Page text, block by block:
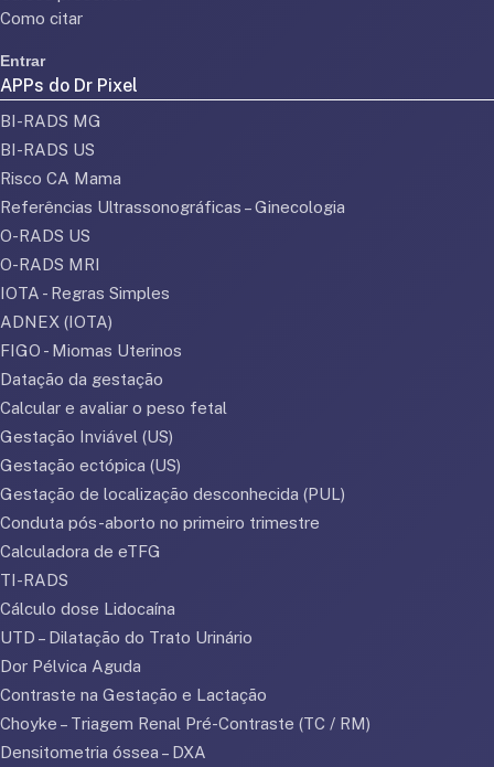
Como citar
Entrar
APPs do Dr Pixel
BI-RADS MG
BI-RADS US
Risco CA Mama
Referências Ultrassonográficas – Ginecologia
O-RADS US
O-RADS MRI
IOTA - Regras Simples
ADNEX (IOTA)
FIGO - Miomas Uterinos
Datação da gestação
Calcular e avaliar o peso fetal
Gestação Inviável (US)
Gestação ectópica (US)
Gestação de localização desconhecida (PUL)
Conduta pós-aborto no primeiro trimestre
Calculadora de eTFG
TI-RADS
Cálculo dose Lidocaína
UTD – Dilatação do Trato Urinário
Dor Pélvica Aguda
Contraste na Gestação e Lactação
Choyke – Triagem Renal Pré-Contraste (TC / RM)
Densitometria óssea – DXA